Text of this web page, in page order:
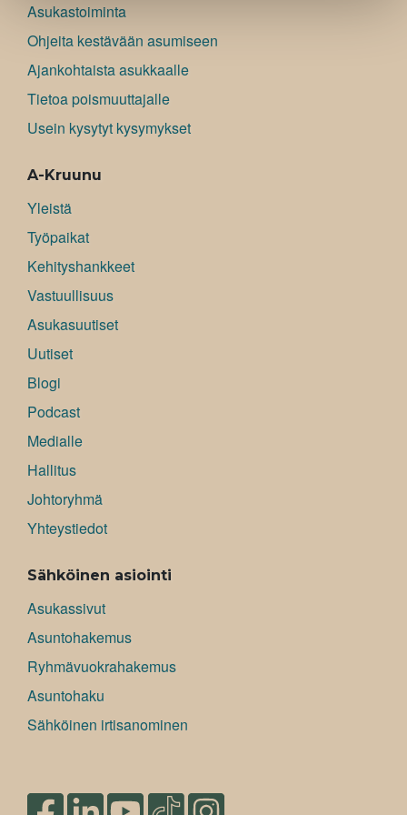
Asukastoiminta
Ohjeita kestävään asumiseen
Ajankohtaista asukkaalle
Tietoa poismuuttajalle
Usein kysytyt kysymykset
A-Kruunu
Yleistä
Työpaikat
Kehityshankkeet
Vastuullisuus
Asukasuutiset
Uutiset
Blogi
Podcast
Medialle
Hallitus
Johtoryhmä
Yhteystiedot
Sähköinen asiointi
Asukassivut
Asuntohakemus
Ryhmävuokrahakemus
Asuntohaku
Sähköinen irtisanominen